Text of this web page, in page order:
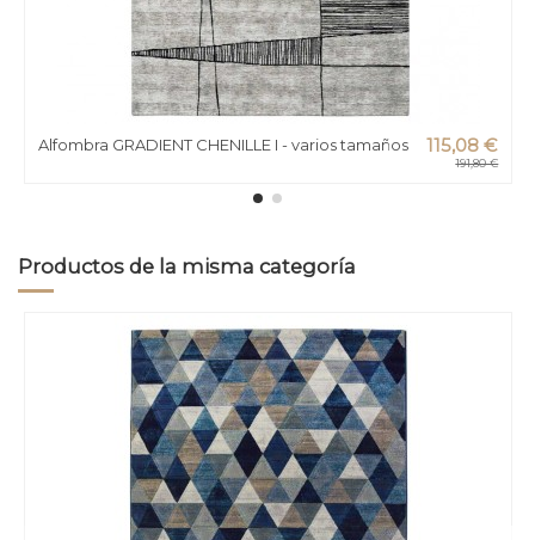
Alfombra GRADIENT CHENILLE I - varios tamaños 115,08 €
191,80 €
Productos de la misma categoría